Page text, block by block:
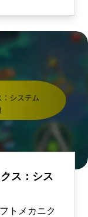
ス：シス
トメカニク